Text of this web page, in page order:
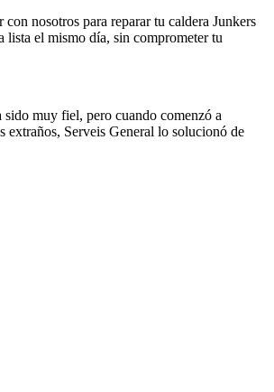
con nosotros para reparar tu caldera Junkers
lista el mismo día, sin comprometer tu
sido muy fiel, pero cuando comenzó a
extraños, Serveis General lo solucionó de